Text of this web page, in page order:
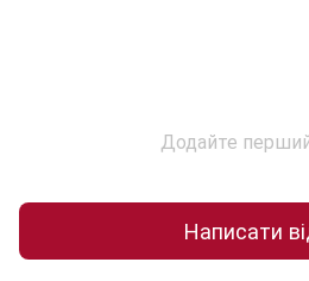
Додайте
Написати